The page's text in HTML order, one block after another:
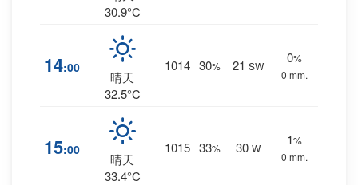
30.9°C
14:00
晴天
32.5°C
1014 30% 21 SW
0%
0 mm.
15:00
晴天
33.4°C
1015 33% 30 W
1%
0 mm.